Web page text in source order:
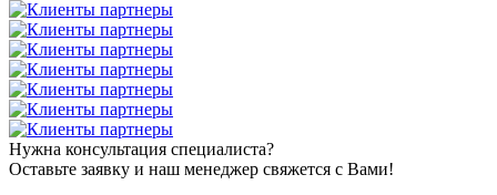
Нужна консультация специалиста?
Оставьте заявку и наш менеджер свяжется с Вами!